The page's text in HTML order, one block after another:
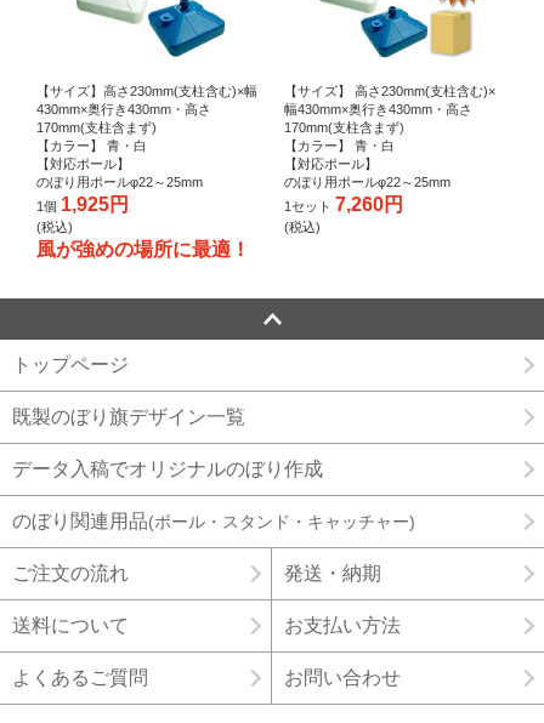
【サイズ】高さ230mm(支柱含む)×幅
430mm×奥行き430mm・高さ
170mm(支柱含まず)
【カラー】 青・白
【対応ポール】
のぼり用ポールφ22～25mm
1個 1,925円
(税込)
風が強めの場所に最適！
【サイズ】 高さ230mm(支柱含む)×
幅430mm×奥行き430mm・高さ
170mm(支柱含まず)
【カラー】 青・白
【対応ポール】
のぼり用ポールφ22～25mm
1セット 7,260円
(税込)
トップページ
既製のぼり旗デザイン一覧
データ入稿でオリジナルのぼり作成
のぼり関連用品(ポール・スタンド・キャッチャー)
ご注文の流れ 発送・納期
送料について お支払い方法
よくあるご質問 お問い合わせ